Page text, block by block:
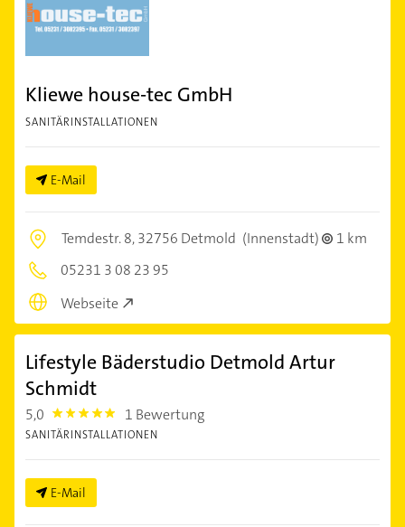
Kliewe house-tec GmbH
SANITÄRINSTALLATIONEN
E-Mail
Temdestr. 8,32756 Detmold (Innenstadt)
1 km
05231 3 08 23 95
Webseite
Lifestyle Bäderstudio Detmold Artur
Schmidt
5,0 5.0 1 Bewertung
SANITÄRINSTALLATIONEN
E-Mail